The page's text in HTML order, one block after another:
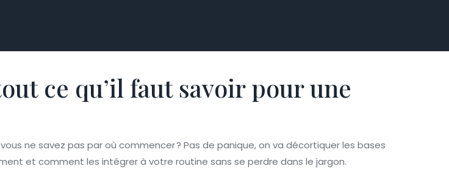
ce qu’il faut savoir pour une
ne savez pas par où commencer ? Pas de panique, on va décortiquer les bases
et comment les intégrer à votre routine sans se perdre dans le jargon.